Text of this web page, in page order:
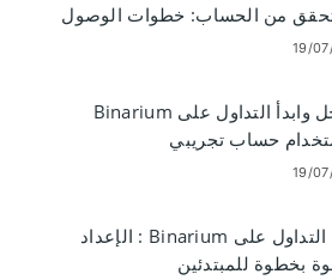
من الحساب: خطوات الوصول
19/
سجل وابدأ التداول على Binarium
حساب تجريبي
19/
ابدأ التداول على Binarium : الإعداد
بخطوة للمبتدئين